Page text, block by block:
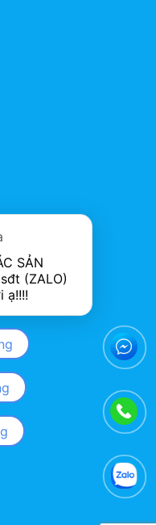
SẢN
(ZALO)